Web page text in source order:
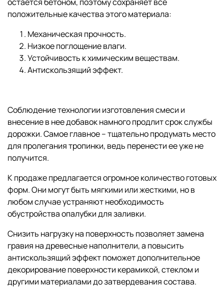
положительные качества этого материала:
Механическая прочность.
Низкое поглощение влаги.
Устойчивость к химическим веществам.
Антискользящий эффект.
Соблюдение технологии изготовления смеси и
внесение в нее добавок намного продлит срок службы
дорожки. Самое главное – тщательно продумать место
для пролегания тропинки, ведь перенести ее уже не
получится.
К продаже предлагается огромное количество готовых
форм. Они могут быть мягкими или жесткими, но в
любом случае устраняют необходимость
обустройства опалубки для заливки.
Снизить нагрузку на поверхность позволяет замена
гравия на древесные наполнители, а повысить
антискользящий эффект поможет дополнительное
декорирование поверхности керамикой, стеклом и
другими материалами до затвердевания состава.